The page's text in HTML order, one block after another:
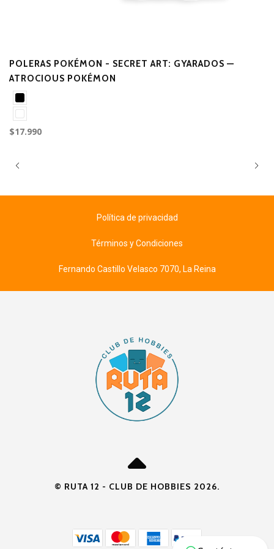
POLERAS POKÉMON - SECRET ART: GYARADOS —
ATROCIOUS POKÉMON
$17.990
Política de privacidad
Términos y Condiciones
Fernando Castillo Velasco 7070, La Reina
© RUTA 12 - CLUB DE HOBBIES 2026.